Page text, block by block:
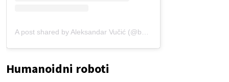
Humanoidni roboti